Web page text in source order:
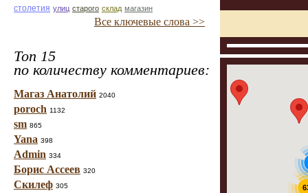
столетия улиц старого склад магазин
Все ключевые слова >>
Топ 15
по количеству комментариев:
Магаз Анатолий 2040
poroch 1132
sm 865
Yana 398
Admin 334
Борис Ассеев 320
Скилеф 305